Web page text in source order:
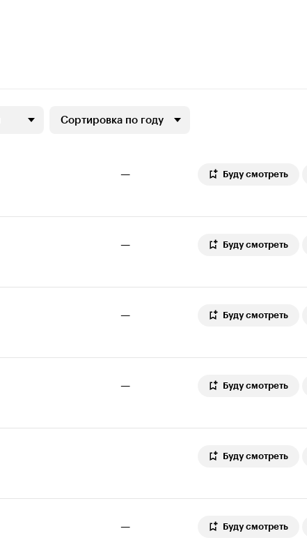
Сортировка по году
— Буду смотреть
— Буду смотреть
— Буду смотреть
— Буду смотреть
Буду смотреть
— Буду смотреть